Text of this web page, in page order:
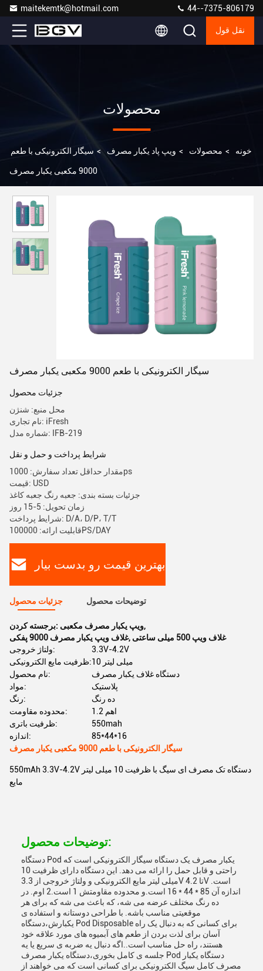
maitekemtk@hotmail.com 44--7375-806179
نقل قول
محصولات
خونه > محصولات > ویپ پاد یکبار مصرف > سیگار الکترونیکی با طعم
9000 مکعبی یکبار مصرف
سیگار الکترونیکی با طعم 9000 مکعبی یکبار مصرف
جزئیات محصول
محل منبع: شنژن
نام تجاری: iFresh
شماره مدل: IFB-219
شرایط پرداخت و حمل و نقل
مقدار حداقل تعداد سفارش: 1000ps
قیمت: USD
جزئیات بسته بندی: جعبه رنگ جعبه کاغذ
زمان تحویل: 5-15 روز
شرایط پرداخت: D/A، D/P، T/T
قابلیت ارائه: 100000PS/DAY
بهترین قیمت رو بدست بیار
جزئیات محصول توضیحات محصول
برجسته کردن: ویپ یکبار مصرف مکعبی,
غلاف ویپ یکبار مصرف 9000 پفکی,
غلاف ویپ 500 میلی ساعتی
ولتاژ خروجی:
3.3V-4.2V
ظرفیت مایع الکترونیکی:
10 میلی لیتر
نام محصول:
دستگاه غلاف یکبار مصرف
مواد:
پلاستیک
رنگ:
ده رنگ
محدوده مقاومت:
1.2 اهم
ظرفیت باتری:
550mah
اندازه:
85*44*16
سیگار الکترونیکی با طعم 9000 مکعبی یکبار مصرف
550mAh 3.3V-4.2V دستگاه تک مصرف ای سیگ با ظرفیت 10 میلی لیتر
مایع
توضیحات محصول:
دستگاه Pod یکبار مصرف یک دستگاه سیگار الکترونیکی است که
راحتی و قابل حمل را ارائه می دهد. این دستگاه دارای ظرفیت 10
میلی لیتر مایع الکترونیکی و ولتاژ خروجی از 3.3V تا 4.2V است.
اندازه آن 85 * 44 * 16 است.و محدوده مقاومتش 1 است.2 اوم. در
ده رنگ مختلف عرضه می شه، که باعث می شه که برای هر
موقعیتی مناسب باشه. با طراحی دوستانه و استفاده ی
یکبارش،دستگاه Pod Disposable برای کسانی که به دنبال یک راه
آسان برای لذت بردن از طعم های آبمیوه های مورد علاقه خود
هستند، راه حل مناسب است..اگه دنبال یه ضربه ی سریع یا یه
جلسه ی کامل بخوری،دستگاه یکبار مصرف Pod دستگاه یکبار
مصرف کامل سیگ الکترونیکی برای کسانی است که می خواهند از